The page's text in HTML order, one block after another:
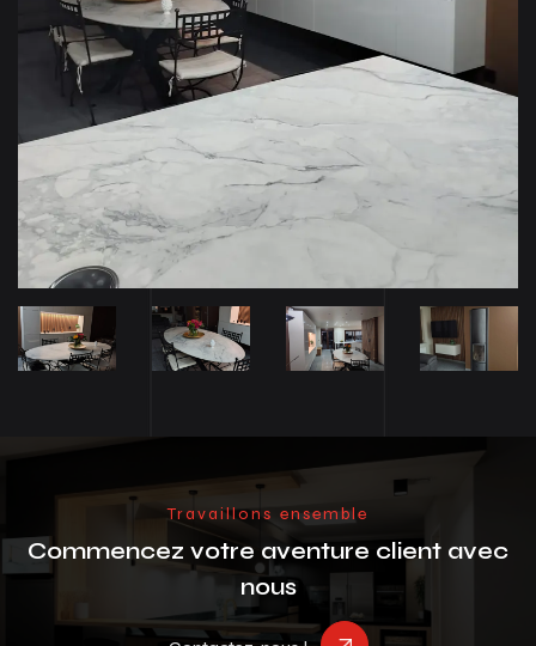
Travaillons ensemble
Commencez votre aventure client avec
nous